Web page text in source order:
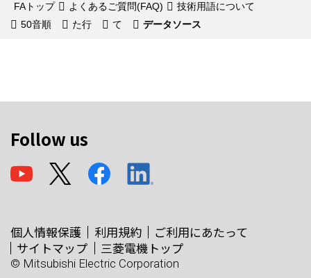
FAトップ よくあるご質問(FAQ)
技術用語について
50音順
た行 て データソース
Follow us
個人情報保護 利用規約
ご利用にあたって
サイトマップ
三菱電機トップ
© Mitsubishi Electric Corporation